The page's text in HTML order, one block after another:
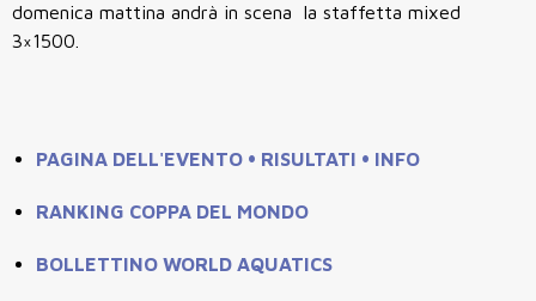
domenica mattina andrà in scena la staffetta mixed
3×1500.
PAGINA DELL'EVENTO • RISULTATI • INFO
RANKING COPPA DEL MONDO
BOLLETTINO WORLD AQUATICS